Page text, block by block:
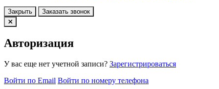
Закрыть Заказать звонок
Авторизация
У вас еще нет учетной записи? Зарегистрироваться
Войти по Email Войти по номеру телефона